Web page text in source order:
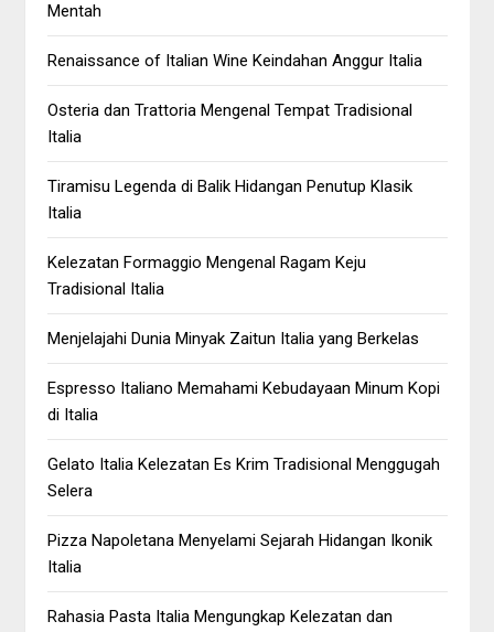
Mentah
Renaissance of Italian Wine Keindahan Anggur Italia
Osteria dan Trattoria Mengenal Tempat Tradisional
Italia
Tiramisu Legenda di Balik Hidangan Penutup Klasik
Italia
Kelezatan Formaggio Mengenal Ragam Keju
Tradisional Italia
Menjelajahi Dunia Minyak Zaitun Italia yang Berkelas
Espresso Italiano Memahami Kebudayaan Minum Kopi
di Italia
Gelato Italia Kelezatan Es Krim Tradisional Menggugah
Selera
Pizza Napoletana Menyelami Sejarah Hidangan Ikonik
Italia
Rahasia Pasta Italia Mengungkap Kelezatan dan